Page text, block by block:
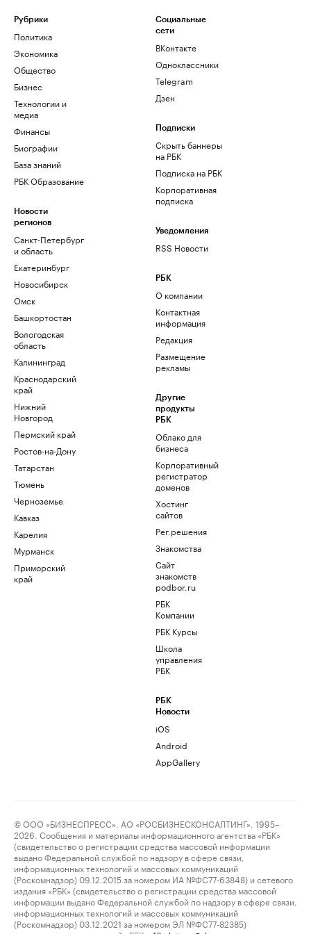
Рубрики
Политика
Экономика
Общество
Бизнес
Технологии и
медиа
Финансы
Биографии
База знаний
РБК Образование
Новости
регионов
Санкт-Петербург
и область
Екатеринбург
Новосибирск
Омск
Башкортостан
Вологодская
область
Калининград
Краснодарский
край
Нижний
Новгород
Пермский край
Ростов-на-Дону
Татарстан
Тюмень
Черноземье
Кавказ
Карелия
Мурманск
Приморский
край
Социальные
сети
ВКонтакте
Одноклассники
Telegram
Дзен
Подписки
Скрыть баннеры
на РБК
Подписка на РБК
Корпоративная
подписка
Уведомления
RSS Новости
РБК
О компании
Контактная
информация
Редакция
Размещение
рекламы
Другие
продукты
РБК
Облако для
бизнеса
Корпоративный
регистратор
доменов
Хостинг
сайтов
Рег.решения
Знакомства
Сайт
знакомств
podbor.ru
РБК
Компании
РБК Курсы
Школа
управления
РБК
РБК
Новости
iOS
Android
AppGallery
© ООО «БИЗНЕСПРЕСС», АО «РОСБИЗНЕСКОНСАЛТИНГ», 1995–
2026. Сообщения и материалы информационного агентства «РБК»
(свидетельство о регистрации средства массовой информации
выдано Федеральной службой по надзору в сфере связи,
информационных технологий и массовых коммуникаций
(Роскомнадзор) 09.12.2015 за номером ИА №ФС77-63848) и сетевого
издания «РБК» (свидетельство о регистрации средства массовой
информации выдано Федеральной службой по надзору в сфере связи,
информационных технологий и массовых коммуникаций
(Роскомнадзор) 03.12.2021 за номером ЭЛ №ФС77-82385)